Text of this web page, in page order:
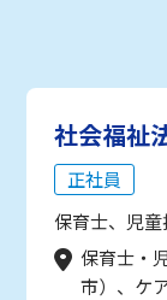
社会福祉
正社員
保育士、児
保育士・
市）、ケ